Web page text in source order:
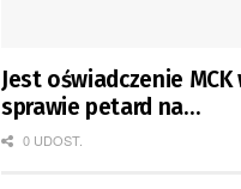
Jest oświadczenie MCK
sprawie petard na
koncercie
0 UDOST.